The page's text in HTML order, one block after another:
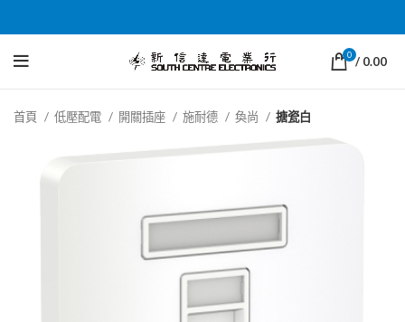
0 / 0.00
首頁 低壓配電 開關插座 施耐德 奐尚 搪瓷白